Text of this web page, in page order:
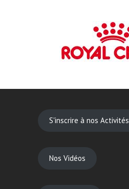
S'inscrire à nos Activités
Nos Vidéos